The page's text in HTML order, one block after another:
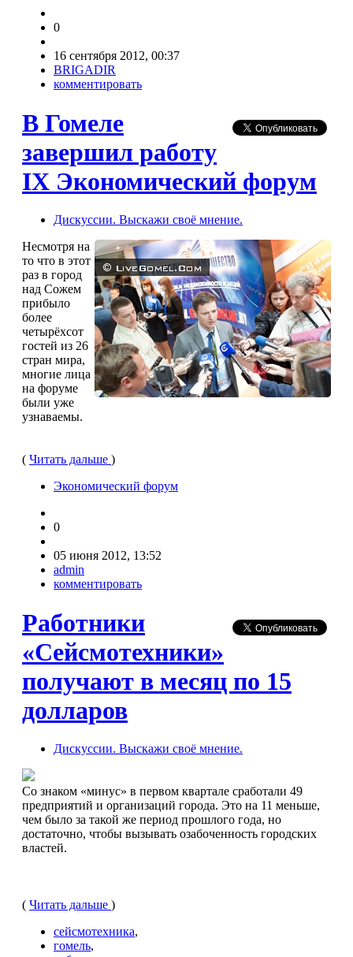
0
16 сентября 2012, 00:37
BRIGADIR
комментировать
В Гомеле
завершил работу
IX Экономический форум
Дискуссии. Выскажи своё мнение.
Несмотря на
то что в этот
раз в город
над Сожем
прибыло
более
четырёхсот
гостей из 26
стран мира,
многие лица
на форуме
были уже
узнаваемы.
( Читать дальше )
Экономический форум
0
05 июня 2012, 13:52
admin
комментировать
Работники
«Сейсмотехники»
получают в месяц по 15
долларов
Дискуссии. Выскажи своё мнение.
Со знаком «минус» в первом квартале сработали 49
предприятий и организаций города. Это на 11 меньше,
чем было за такой же период прошлого года, но
достаточно, чтобы вызывать озабоченность городских
властей.
( Читать дальше )
сейсмотехника,
гомель,